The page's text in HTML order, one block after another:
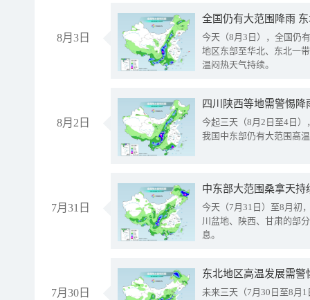
8月3日
全国仍有大范围降雨
今天（8月3日），全国仍
地区东部至华北、东北一
温闷热天气持续。
8月2日
今起三天（8月2日至4日
我国中东部仍有大范围高
7月31日
中东部大范围桑拿天
今天（7月31日）至8月初
川盆地、陕西、甘肃的部
息。
7月30日
东北地区高温发展需
未来三天（7月30日至8月